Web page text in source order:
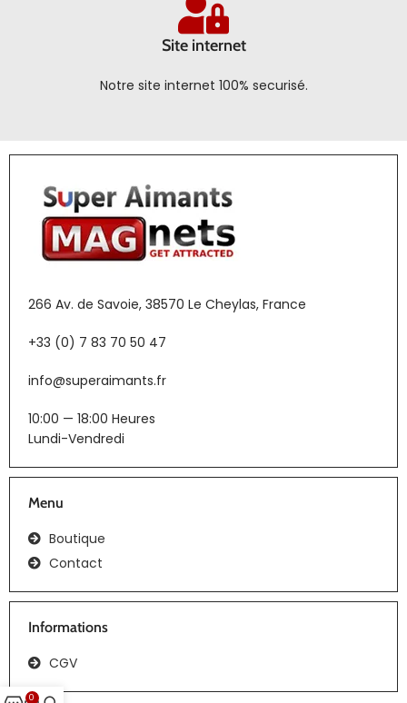
Site internet
Notre site internet 100% securisé.
266 Av. de Savoie, 38570 Le Cheylas, France
+33 (0) 7 83 70 50 47
info@superaimants.fr
10:00 — 18:00 Heures
Lundi-Vendredi
Menu
Boutique
Contact
Informations
CGV
0